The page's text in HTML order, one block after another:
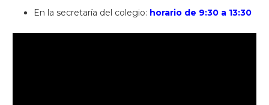
En la secretaría del colegio: horario de 9:30 a 13:30